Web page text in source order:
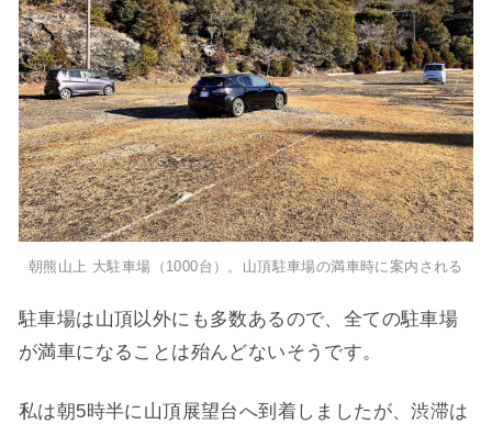
朝熊山上 大駐車場（1000台）。山頂駐車場の満車時に案内される
駐車場は山頂以外にも多数あるので、全ての駐車場
が満車になることは殆んどないそうです。
私は朝5時半に山頂展望台へ到着しましたが、渋滞は